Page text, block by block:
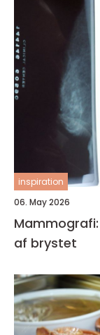
inspiration
06. May 2026
af brystet